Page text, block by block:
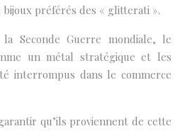
préférés des « glitterati ».
Seconde Guerre mondiale, le
un métal stratégique et les
interrompus dans le commerce
qu’ils proviennent de cette